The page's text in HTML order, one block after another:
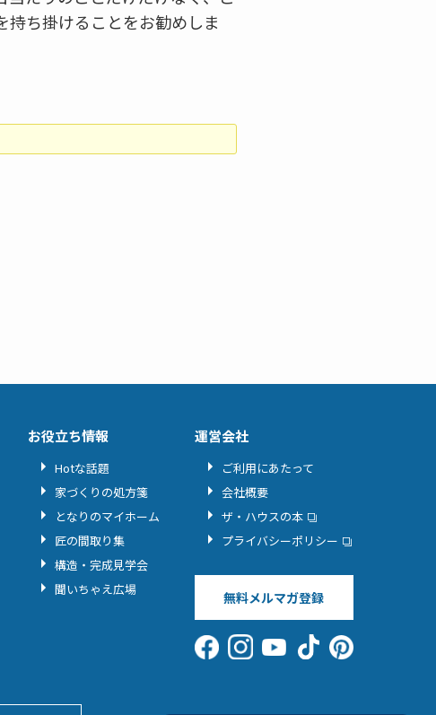
ち掛けることをお勧めしま
お役立ち情報
Hotな話題
家づくりの処方箋
となりのマイホーム
匠の間取り集
構造・完成見学会
聞いちゃえ広場
運営会社
ご利用にあたって
会社概要
ザ・ハウスの本
プライバシーポリシー
無料メルマガ登録